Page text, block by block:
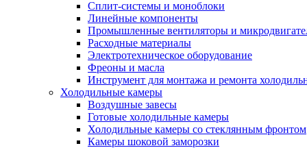
Cплит-системы и моноблоки
Линейные компоненты
Промышленные вентиляторы и
Расходные материалы
Электротехническое оборудование
Фреоны и масла
Инструмент для монтажа и ремонта
Холодильные камеры
Воздушные завесы
Готовые холодильные камеры
Холодильные камеры со стеклянным фронтом
Камеры шоковой заморозки